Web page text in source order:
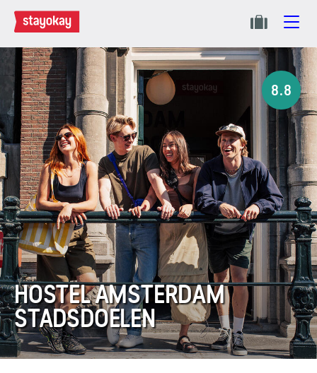
HOSTEL AMSTERDAM
STADSDOELEN
8.8